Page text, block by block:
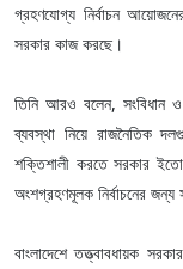
গ্রহণযোগ্য নির্বাচন
সরকার কাজ করছে।
তিনি আরও বলেন, সংবিধান ও
ব্যবস্থা নিয়ে রাজনৈতিক
শক্তিশালী করতে সরকার
অংশগ্রহণমূলক নির্বাচনের
বাংলাদেশে তত্ত্বাবধায়ক